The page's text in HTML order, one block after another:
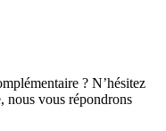
? N’hésitez
nous vous répondrons